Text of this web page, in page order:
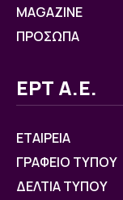
MAGAZINE
ΠΡΟΣΩΠΑ
ΕΡΤ Α.Ε.
ΕΤΑΙΡΕΙΑ
ΓΡΑΦΕΙΟ ΤΥΠΟΥ
ΔΕΛΤΙΑ ΤΥΠΟΥ